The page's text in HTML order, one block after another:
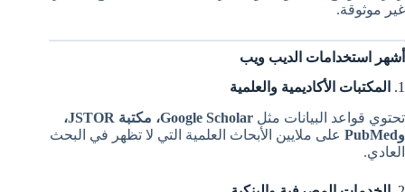
غير موثوقة.
أشهر استخدامات الديب ويب
1.
المكتبات الأكاديمية والعلمية
تحتوي قواعد البيانات مثل
Google Scholar، مكتبة JSTOR،
وPubMed
على ملايين الأبحاث العلمية التي لا تظهر في البحث
العادي.